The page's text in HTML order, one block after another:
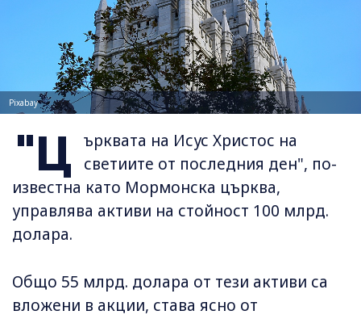
Pixabay
"Ц
ърквата на Исус Христос на
светиите от последния ден", по-
известна като Мормонска църква,
управлява активи на стойност 100 млрд.
долара.
Общо 55 млрд. долара от тези активи са
вложени в акции, става ясно от